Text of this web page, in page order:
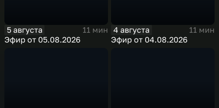
5 августа
11 мин
Эфир от 05.08.2026
4 августа
11 мин
Эфир от 04.08.2026